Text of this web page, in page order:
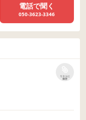
電話で聞く
050-3623-3346
リストに
保存